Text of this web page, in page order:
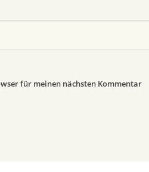
für meinen nächsten Kommentar